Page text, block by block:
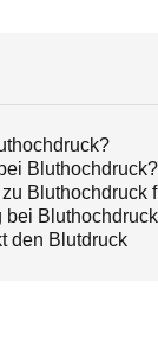
Bluthochdruck?
Bluthochdruck
bei
den Blutdruck